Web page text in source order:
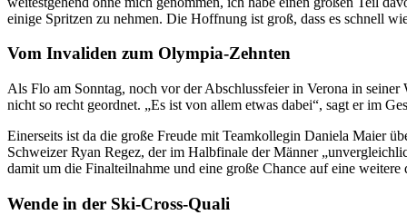
einige Spritzen zu nehmen. Die Hoffnung ist groß, dass es schnell
Vom Invaliden zum Olympia-Zehnten
Als Flo am Sonntag, noch vor der Abschlussfeier in Verona in
nicht so recht geordnet. „Es ist von allem etwas dabei“, sagt er im
Einerseits ist da die große Freude mit Teamkollegin Daniela Maier
Schweizer Ryan Regez, der im Halbfinale der Männer
damit um die Finalteilnahme und eine große Chance auf eine weitere
Wende in der Ski-Cross-Quali